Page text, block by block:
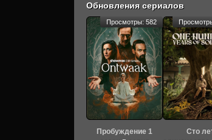
Обновления сериалов
Пробуждение 1
Просмотры: 582
Сто